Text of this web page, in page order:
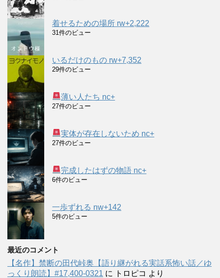
着せるための場所 rw+2,222
31件のビュー
いるだけのもの rw+7,352
29件のビュー
薄い人たち nc+
27件のビュー
実体が存在しないため nc+
27件のビュー
完成したはずの物語 nc+
6件のビュー
一歩ずれる nw+142
5件のビュー
最近のコメント
【名作】禁断の田代峠奥【語り継がれる実話系怖い話／ゆ
っくり朗読】#17,400-0321 に トロピコ より